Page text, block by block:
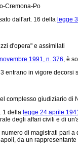
Cremona-Po
dall'art. 16 della legge
d'opera" e assimilati
1991, n. 376, è
in vigore decorsi
complesso giudiziario di
1 della legge 24 aprile
degli affari civili e di
di magistrati pari
da un